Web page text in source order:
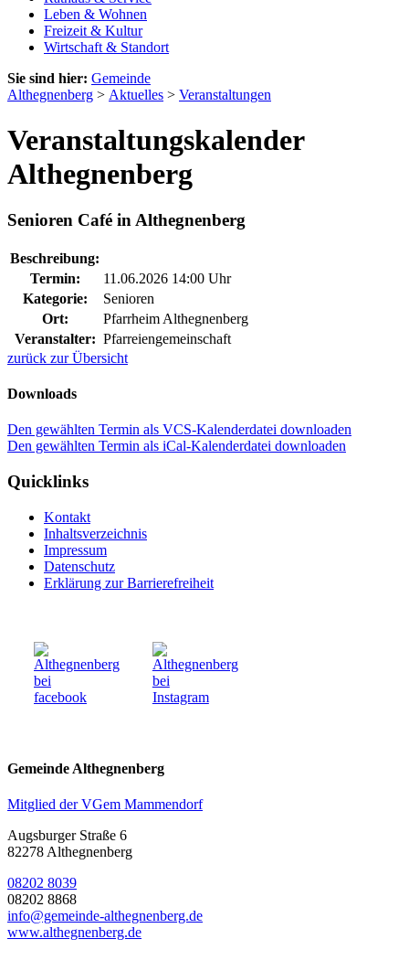
Leben & Wohnen
Freizeit & Kultur
Wirtschaft & Standort
Sie sind hier: Gemeinde
Althegnenberg > Aktuelles > Veranstaltungen
Veranstaltungskalender
Althegnenberg
Senioren Café in Althegnenberg
Beschreibung:
Termin:
11.06.2026 14:00 Uhr
Kategorie:
Senioren
Ort:
Pfarrheim Althegnenberg
Veranstalter: Pfarreiengemeinschaft
zurück zur Übersicht
Downloads
Den gewählten Termin als VCS-Kalenderdatei downloaden
Den gewählten Termin als iCal-Kalenderdatei downloaden
Quicklinks
Kontakt
Inhaltsverzeichnis
Impressum
Datenschutz
Erklärung zur Barrierefreiheit
Gemeinde Althegnenberg
Mitglied der VGem Mammendorf
Augsburger Straße 6
82278 Althegnenberg
08202 8039
08202 8868
info@gemeinde-althegnenberg.de
www.althegnenberg.de